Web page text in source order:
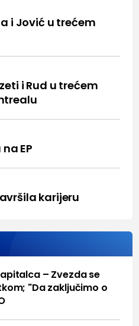
i Jović u trećem
i Rud u trećem
EP
karijeru
– Zvezda se
"Da zaključimo o